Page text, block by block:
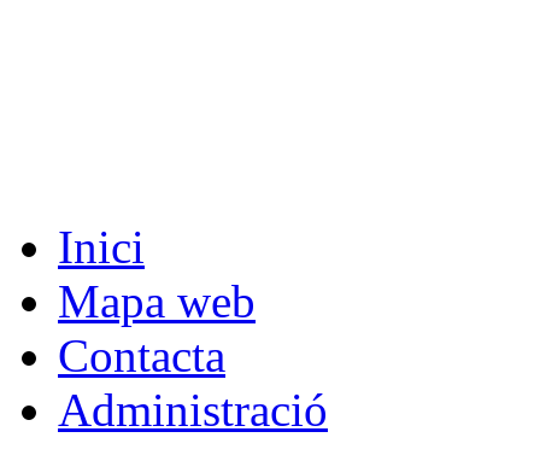
Inici
Mapa web
Contacta
Administració